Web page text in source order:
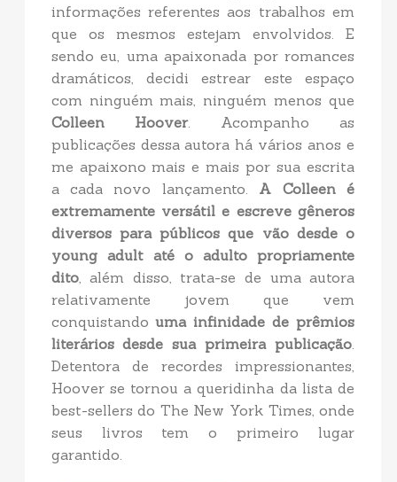
informações referentes aos trabalhos em
que os mesmos estejam envolvidos. E
sendo eu, uma apaixonada por romances
dramáticos, decidi estrear este espaço
com ninguém mais, ninguém menos que
Colleen Hoover. Acompanho as
publicações dessa autora há vários anos e
me apaixono mais e mais por sua escrita
a cada novo lançamento. A Colleen é
extremamente versátil e escreve gêneros
diversos para públicos que vão desde o
young adult até o adulto propriamente
dito, além disso, trata-se de uma autora
relativamente jovem que vem
conquistandouma infinidade de prêmios
literários desde sua primeira publicação.
Detentora de recordes impressionantes,
Hoover se tornou a queridinha da lista de
best-sellers do The New York Times, onde
seus livros tem o primeiro lugar
garantido.